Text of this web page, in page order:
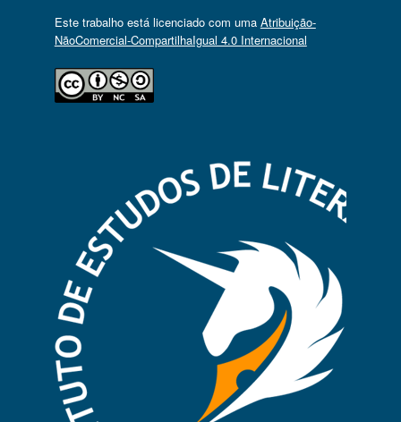
Este trabalho está licenciado com uma Atribuição-
NãoComercial-CompartilhaIgual 4.0 Internacional